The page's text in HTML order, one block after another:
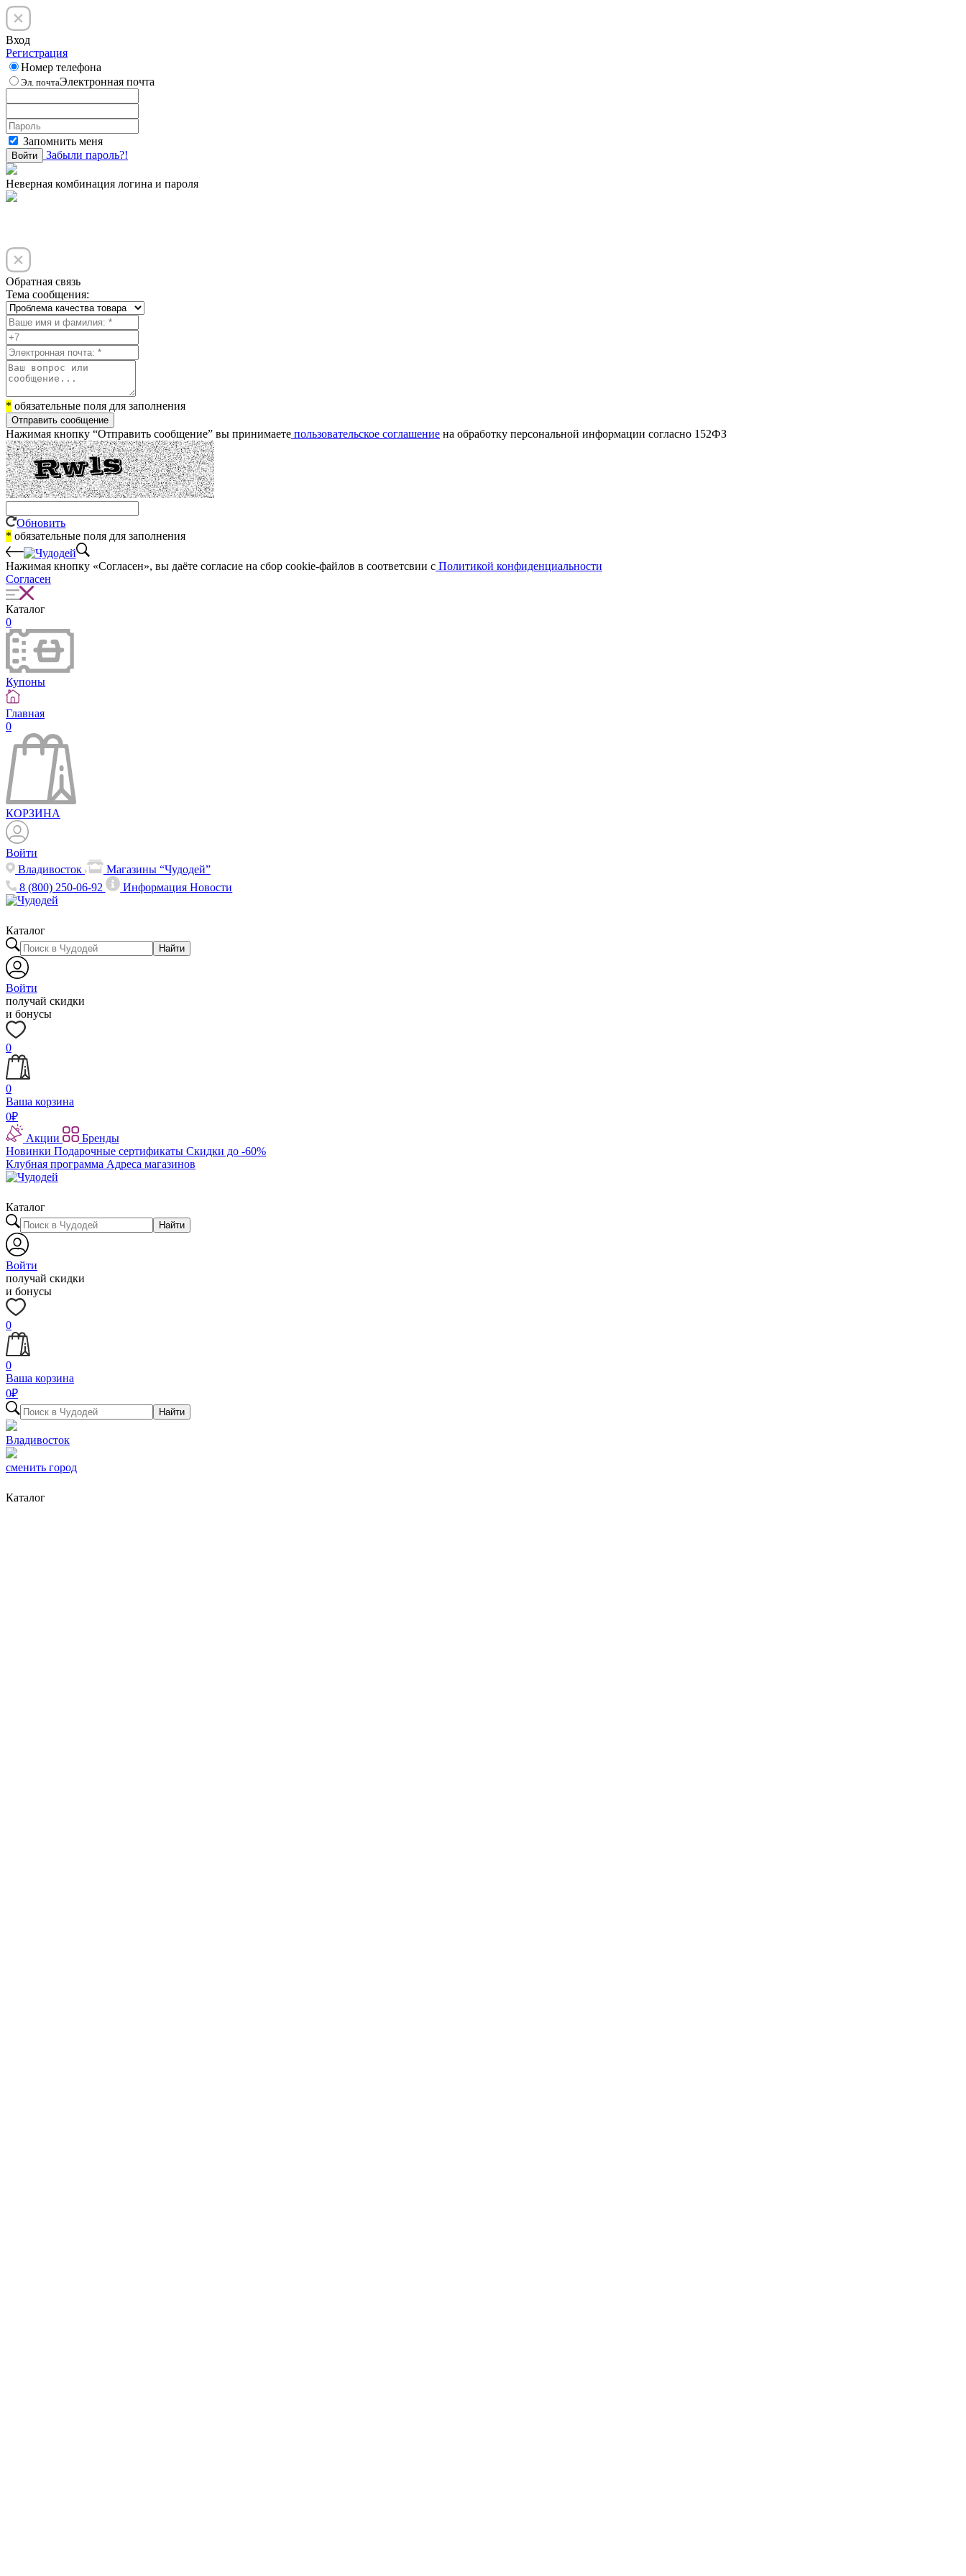
Вход
Регистрация
Номер телефона
Эл. почтаЭлектронная почта
Запомнить меня
Войти Забыли пароль?!
Неверная комбинация логина и пароля
Обратная связь
Тема сообщения:
* обязательные поля для заполнения
Отправить сообщение
Нажимая кнопку “Отправить сообщение” вы принимаете пользовательское соглашение на обработку персональной информации согласно 152ФЗ
Обновить
* обязательные поля для заполнения
Нажимая кнопку «Согласен», вы даёте cогласие на сбор cookie-файлов в соответсвии с Политикой конфиденциальности
Согласен
Каталог
0
Купоны
Главная
0
КОРЗИНА
Войти
Владивосток
Магазины “Чудодей”
8 (800) 250-06-92
ИнформацияНовости
Каталог
Найти
Войти
получай скидки
и бонусы
0
0
Ваша корзина
0₽
Акции
Бренды
Новинки Подарочные сертификаты Скидки до -60%
Клубная программа Адреса магазинов
Каталог
Найти
Войти
получай скидки
и бонусы
0
0
Ваша корзина
0₽
Найти
Владивосток
сменить город
Каталог